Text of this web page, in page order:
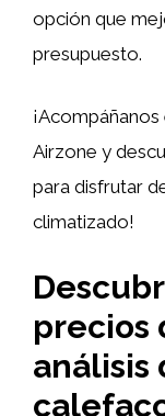
opción que
presupuesto.
Airzone y
para disfrutar
climatizado!
precios
análisis